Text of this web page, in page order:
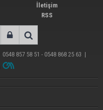
İletişim
RSS
0548 857 58 51 - 0548 868 25 63 |